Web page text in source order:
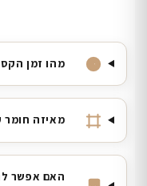
מהו זמן
מאיזה חומר
האם אפשר